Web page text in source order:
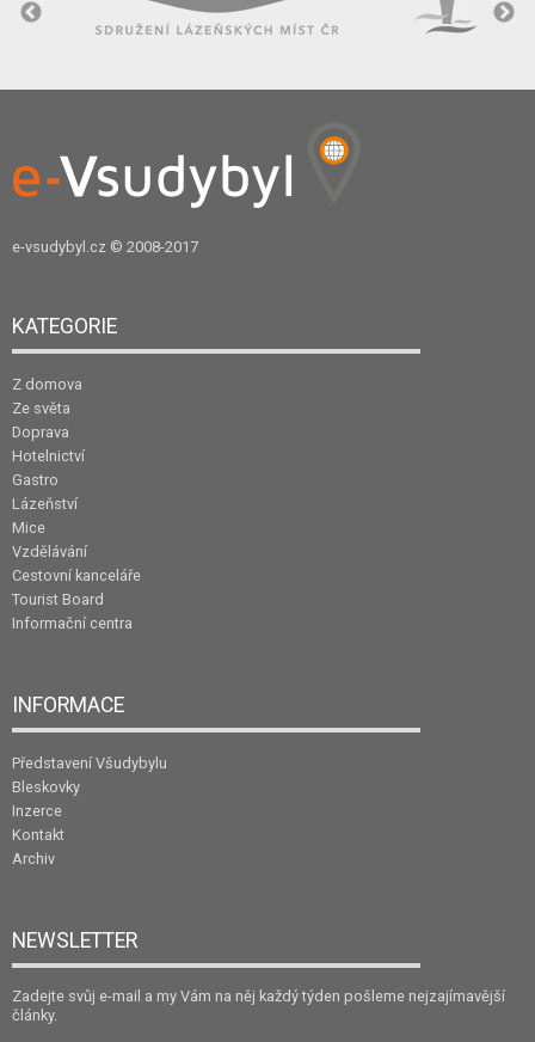
e-vsudybyl.cz © 2008-2017
KATEGORIE
Z domova
Ze světa
Doprava
Hotelnictví
Gastro
Lázeňství
Mice
Vzdělávání
Cestovní kanceláře
Tourist Board
Informační centra
INFORMACE
Představení Všudybylu
Bleskovky
Inzerce
Kontakt
Archiv
NEWSLETTER
Zadejte svůj e-mail a my Vám na něj každý týden pošleme nejzajímavější
články.